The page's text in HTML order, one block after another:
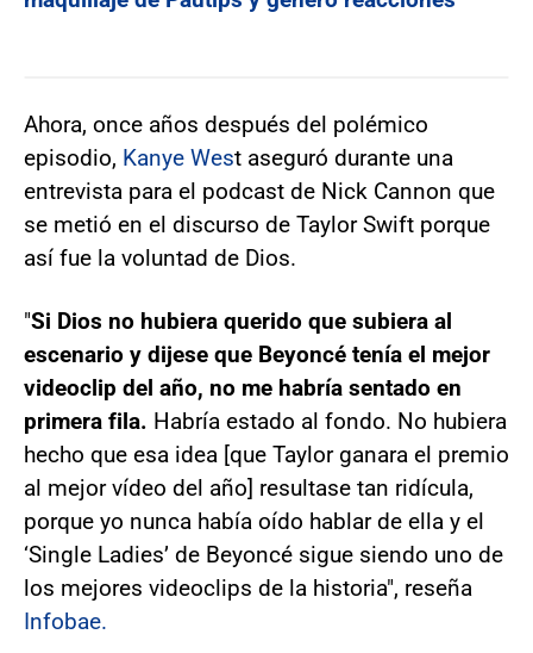
Ahora, once años después del polémico
episodio, Kanye West aseguró durante una
entrevista para el podcast de Nick Cannon que
se metió en el discurso de Taylor Swift porque
así fue la voluntad de Dios.
"Si Dios no hubiera querido que subiera al
escenario y dijese que Beyoncé tenía el mejor
videoclip del año, no me habría sentado en
primera fila. Habría estado al fondo. No hubiera
hecho que esa idea [que Taylor ganara el premio
al mejor vídeo del año] resultase tan ridícula,
porque yo nunca había oído hablar de ella y el
‘Single Ladies’ de Beyoncé sigue siendo uno de
los mejores videoclips de la historia", reseña
Infobae.